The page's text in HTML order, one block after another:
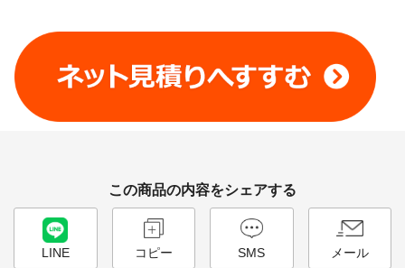
この商品の内容をシェアする
LINE コピー SMS メール